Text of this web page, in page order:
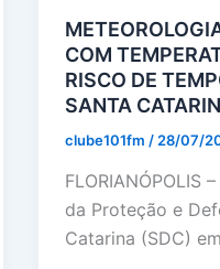
COM
RISCO DE
SANTA
clube101fm / 28/07/
FLORIANÓPOLIS
da Proteção e
Catarina (SDC)